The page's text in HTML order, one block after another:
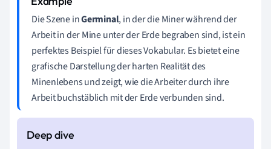
Die Szene inGerminal, in der die Miner während der
Arbeit in der Mine unter der Erde begraben sind, ist ein
perfektes Beispiel für dieses Vokabular. Es bietet eine
grafische Darstellung der harten Realität des
Minenlebens und zeigt, wie die Arbeiter durch ihre
Arbeit buchstäblich mit der Erde verbunden sind.